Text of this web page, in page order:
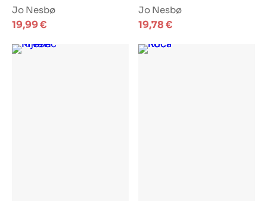
Jo Nesbø
19,99€
Jo Nesbø
19,78€